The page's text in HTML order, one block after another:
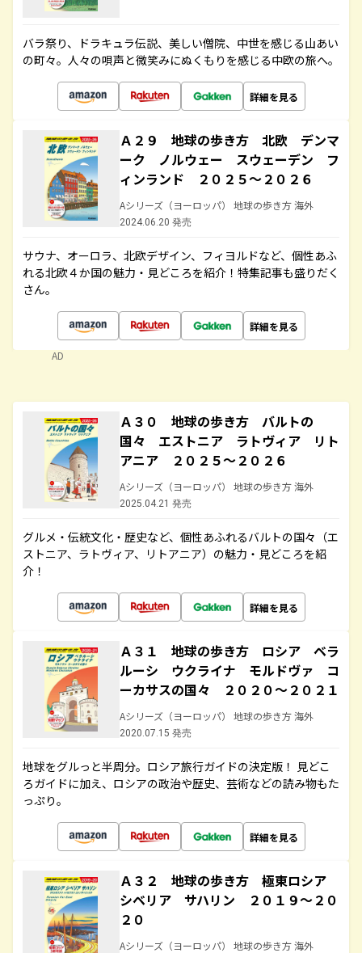
バラ祭り、ドラキュラ伝説、美しい僧院、中世を感じる山あい
の町々。人々の唄声と微笑みにぬくもりを感じる中欧の旅へ。
詳細を見る
Ａ２９ 地球の歩き方 北欧 デンマ
ーク ノルウェー スウェーデン フ
ィンランド ２０２５～２０２６
Aシリーズ（ヨーロッパ） 地球の歩き方 海外
2024.06.20 発売
サウナ、オーロラ、北欧デザイン、フィヨルドなど、個性あふ
れる北欧４か国の魅力・見どころを紹介！特集記事も盛りだく
さん。
詳細を見る
AD
Ａ３０ 地球の歩き方 バルトの
国々 エストニア ラトヴィア リト
アニア ２０２５～２０２６
Aシリーズ（ヨーロッパ） 地球の歩き方 海外
2025.04.21 発売
グルメ・伝統文化・歴史など、個性あふれるバルトの国々（エ
ストニア、ラトヴィア、リトアニア）の魅力・見どころを紹
介！
詳細を見る
Ａ３１ 地球の歩き方 ロシア ベラ
ルーシ ウクライナ モルドヴァ コ
ーカサスの国々 ２０２０～２０２１
Aシリーズ（ヨーロッパ） 地球の歩き方 海外
2020.07.15 発売
地球をグルっと半周分。ロシア旅行ガイドの決定版！ 見どこ
ろガイドに加え、ロシアの政治や歴史、芸術などの読み物もた
っぷり。
詳細を見る
Ａ３２ 地球の歩き方 極東ロシア
シベリア サハリン ２０１９～２０
２０
Aシリーズ（ヨーロッパ） 地球の歩き方 海外